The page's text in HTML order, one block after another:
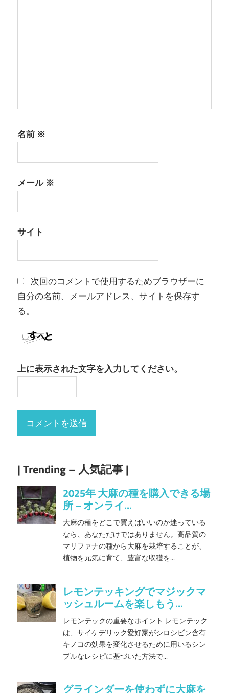
名前 ※
メール※
サイト
次回のコメントで使用するためブラウザーに
自分の名前、メールアドレス、サイトを保存す
る。
上に表示された文字を入力してください。
| Trending – 人気記事 |